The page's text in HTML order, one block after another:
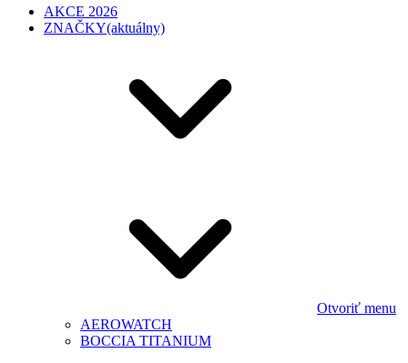
AKCE 2026
ZNAČKY(aktuálny)
Otvoriť menu
AEROWATCH
BOCCIA TITANIUM